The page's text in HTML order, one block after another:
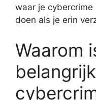
waar je
doen als je erin
Waarom